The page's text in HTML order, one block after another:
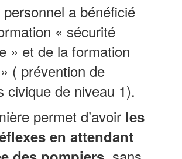
a bénéficié
« sécurité
» et de la formation
( prévention de
civique de niveau 1).
permet d’avoir les
en attendant